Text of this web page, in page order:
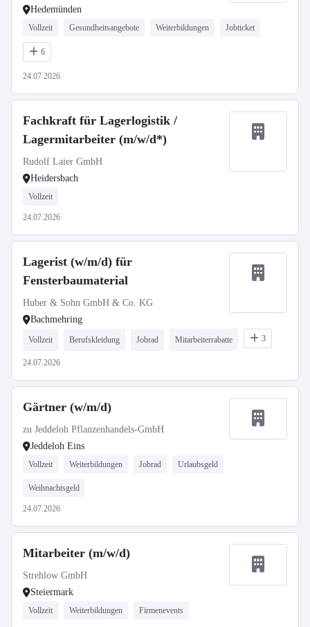
Hedemünden
Vollzeit Gesundheitsangebote Weiterbildungen Jobticket
6
24.07.2026
Fachkraft für Lagerlogistik /
Lagermitarbeiter (m/w/d*)
Rudolf Laier GmbH
Heidersbach
Vollzeit
24.07.2026
Lagerist (w/m/d) für
Fensterbaumaterial
Huber & Sohn GmbH & Co. KG
Bachmehring
Vollzeit Berufskleidung Jobrad Mitarbeiterrabatte 3
24.07.2026
Gärtner (w/m/d)
zu Jeddeloh Pflanzenhandels-GmbH
Jeddeloh Eins
Vollzeit Weiterbildungen Jobrad Urlaubsgeld
Weihnachtsgeld
24.07.2026
Mitarbeiter (m/w/d)
Strehlow GmbH
Steiermark
Vollzeit Weiterbildungen Firmenevents